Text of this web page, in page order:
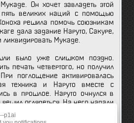
Он хочет завладеть этой
пять великих наций с помощью
решила помочь союзникам
дала задание Наруто, Сакуре,
ликвидировать Мукаде.
было уже слишком поздно.
печать четвертого, но получил
поглощение активировалась
техника и Наруто вместе с
в прошлое. Наруто очнулся в
оглядеться. На него напали
и его спас отряд из Конохи.
отца Чоуджи и отца Шино
p1ai